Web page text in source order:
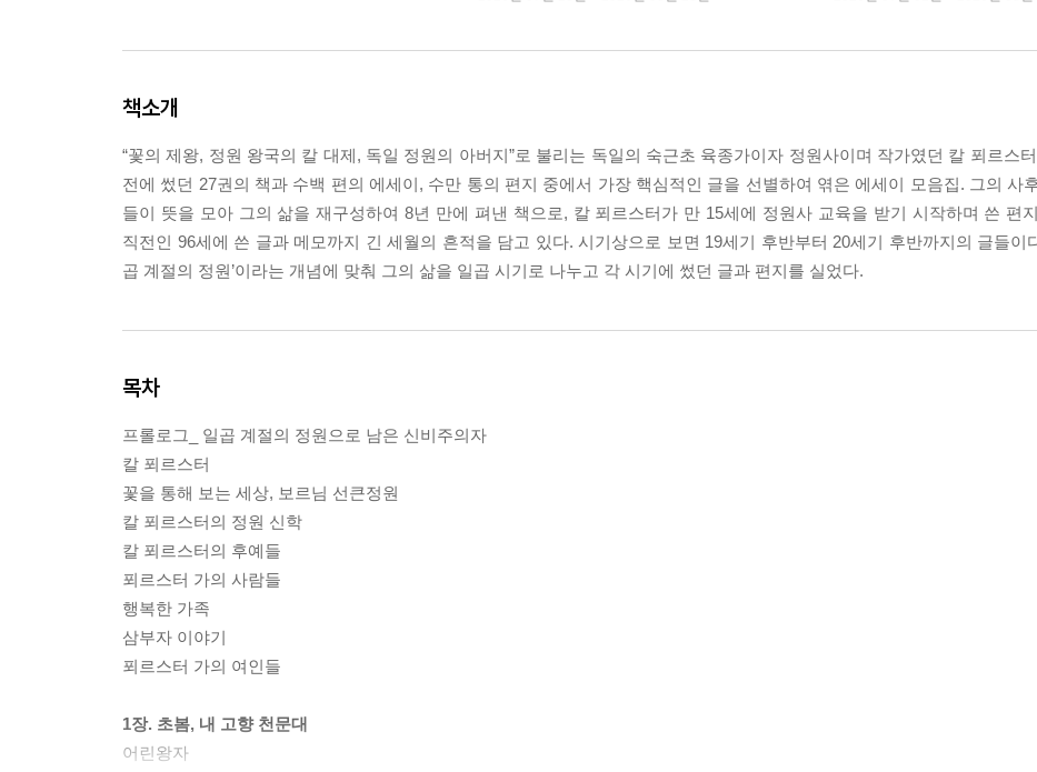
책소개
“꽃의 제왕, 정원 왕국의 칼 대제, 독일 정원의 아버지”로 불리는 독일의 숙근초 육종가이자 정원사이며 작가였던 칼 푀르스
전에 썼던 27권의 책과 수백 편의 에세이, 수만 통의 편지 중에서 가장 핵심적인 글을 선별하여 엮은 에세이 모음집. 그의 사
들이 뜻을 모아 그의 삶을 재구성하여 8년 만에 펴낸 책으로, 칼 푀르스터가 만 15세에 정원사 교육을 받기 시작하며 쓴 편
직전인 96세에 쓴 글과 메모까지 긴 세월의 흔적을 담고 있다. 시기상으로 보면 19세기 후반부터 20세기 후반까지의 글들이
곱 계절의 정원’이라는 개념에 맞춰 그의 삶을 일곱 시기로 나누고 각 시기에 썼던 글과 편지를 실었다.
목차
프롤로그_ 일곱 계절의 정원으로 남은 신비주의자
칼 푀르스터
꽃을 통해 보는 세상, 보르님 선큰정원
칼 푀르스터의 정원 신학
칼 푀르스터의 후예들
푀르스터 가의 사람들
행복한 가족
삼부자 이야기
푀르스터 가의 여인들
1장. 초봄, 내 고향 천문대
어린왕자